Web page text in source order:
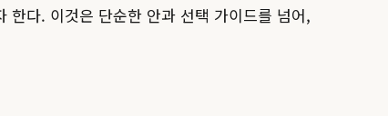
한다. 이것은 단순한 안과 선택 가이드를 넘어,